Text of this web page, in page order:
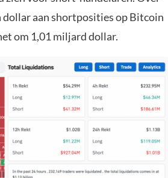
dollar aan shortposities op Bitcoin
om 1,01 miljard dollar.